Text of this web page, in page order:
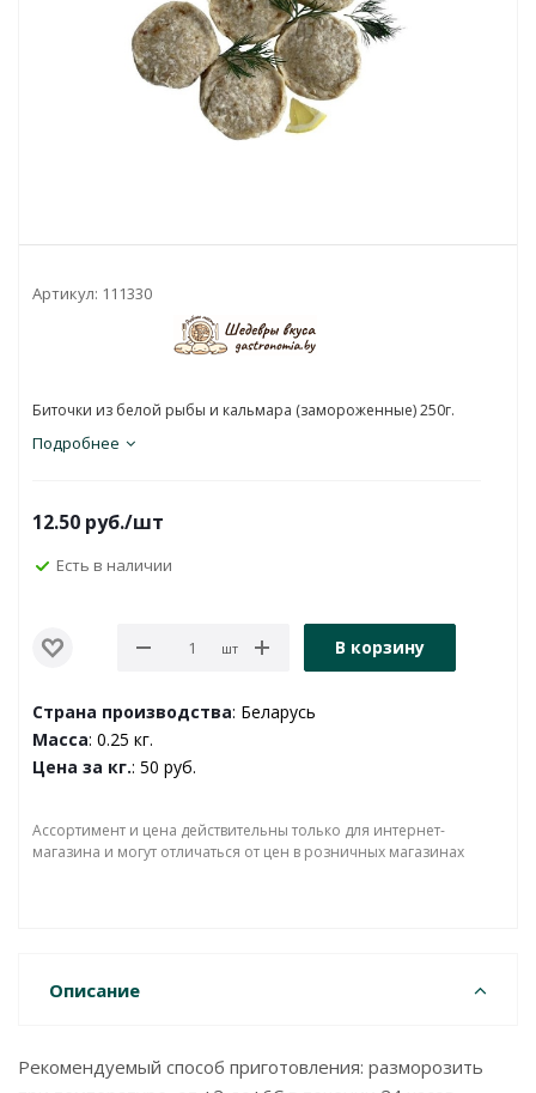
Артикул: 111330
Биточки из белой рыбы и кальмара (замороженные) 250г.
Подробнее
12.50 руб./шт
Есть в наличии
шт В корзину
Страна производства: Беларусь
Масса: 0.25 кг.
Цена за кг.: 50 руб.
Ассортимент и цена действительны только для интернет-
магазина и могут отличаться от цен в розничных магазинах
Описание
Рекомендуемый способ приготовления: разморозить